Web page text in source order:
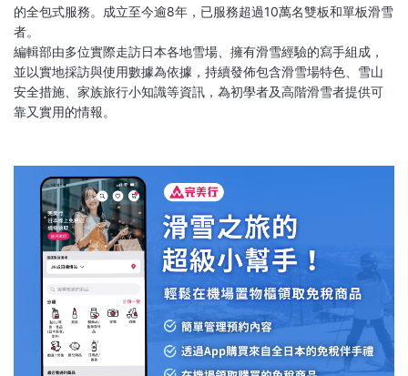
的全包式服務。成立至今逾8年，已服務超過10萬名雙板和單板滑雪
者。
編輯部由多位實際走訪日本各地雪場、擁有滑雪經驗的寫手組成，
並以實地採訪與使用數據為依據，持續發佈包含滑雪場特色、雪山
安全措施、家族旅行小知識等資訊，為初學者及高階滑雪者提供可